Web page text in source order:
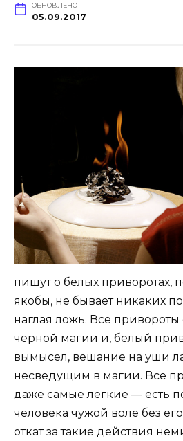
ОБНОВЛЕНО
05.09.2017
пишут о белых приворотах,
якобы, не бывает никаких
наглая ложь. Все привороты
чёрной магии и, белый
вымысел, вешание на уши
несведущим в магии. Все
даже самые лёгкие — есть
человека чужой воле без
откат за такие действия